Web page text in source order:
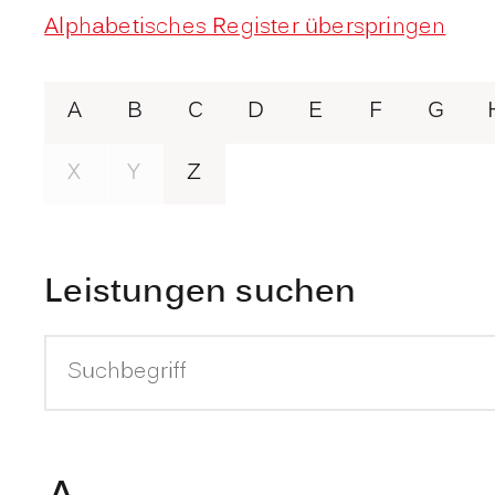
Alphabetisches Register überspringen
A B C D E F G
X
Y Z
Leistungen suchen